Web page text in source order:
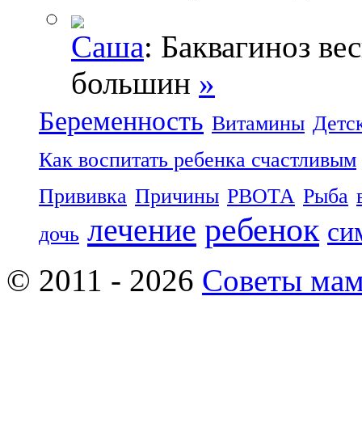
Саша: Баквагиноз
большин »
Беременность Витамины
Как воспитать ребенка счастливым
Прививка Причины РВОТА Рыба
дочь лечение ребенок
© 2011 - 2026 Советы